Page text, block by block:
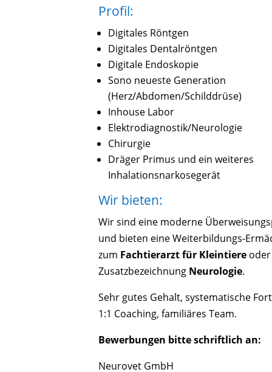
Profil:
Digitales Röntgen
Digitales Dentalröntgen
Digitale Endoskopie
Sono neueste Generation
(Herz/Abdomen/Schilddrüse)
Inhouse Labor
Elektrodiagnostik/Neurologie
Chirurgie
Dräger Primus und ein weiteres
Inhalationsnarkosegerät
Wir bieten:
Wir sind eine moderne
und bieten eine Weiterbildungs-
zum Fachtierarzt für Kleintiereoder
Zusatzbezeichnung Neurologie.
Sehr gutes Gehalt, systematische
1:1 Coaching, familiäres Team.
Bewerbungen bitte schriftlich an:
Neurovet GmbH